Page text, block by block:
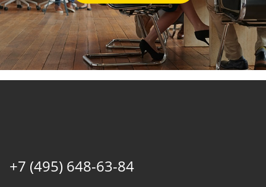
+7 (495) 648-63-84